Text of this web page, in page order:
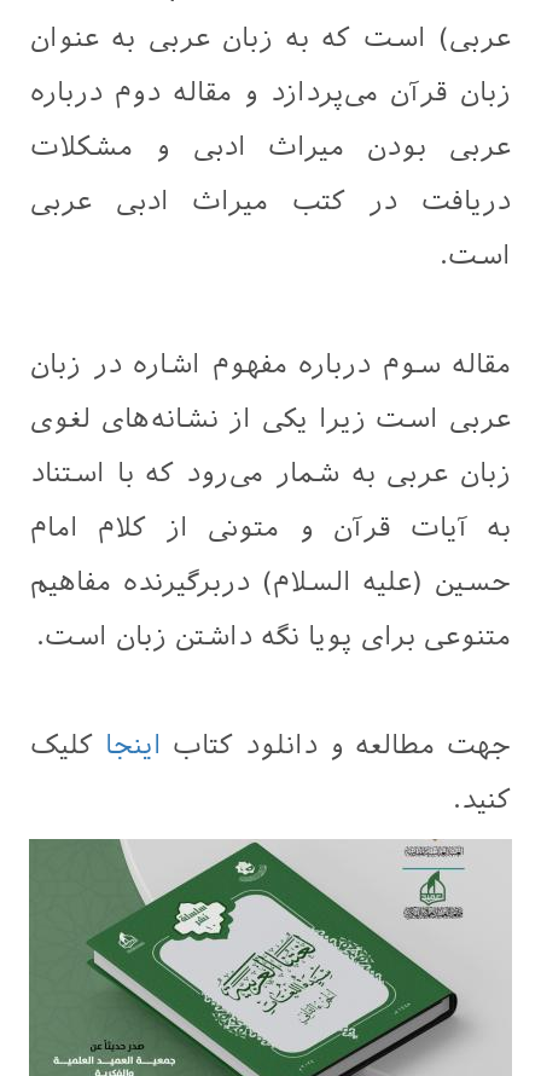
عربی) است که به زبان عربی به عنوان
زبان قرآن می‌پردازد و مقاله دوم درباره
عربی بودن میراث ادبی و مشکلات
دریافت در کتب میراث ادبی عربی
است.
مقاله سوم درباره مفهوم اشاره در زبان
عربی است زیرا یکی از نشانه‌های لغوی
زبان عربی به شمار می‌رود که با استناد
به آيات قرآن و متونی از کلام امام
حسین (علیه السلام) دربرگیرنده مفاهیم
متنوعی برای پویا نگه داشتن زبان است.
جهت مطالعه و دانلود کتاب اینجا کلیک
کنید.